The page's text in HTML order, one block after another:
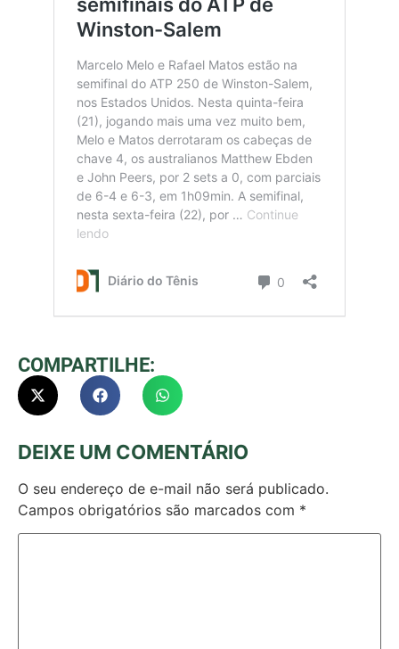
COMPARTILHE:
DEIXE UM COMENTÁRIO
O seu endereço de e-mail não será publicado.
Campos obrigatórios são marcados com *